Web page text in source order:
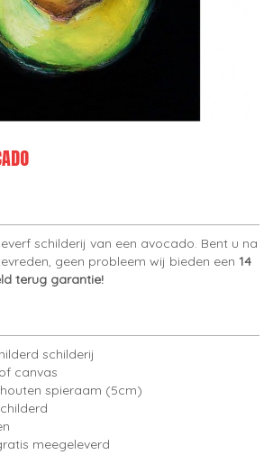
schilderij van een avocado. Bent u na
geen probleem wij bieden een 14
terug garantie!
schilderij
canvas
spieraam (5cm)
meegeleverd